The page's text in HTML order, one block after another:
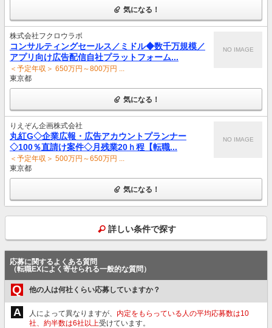
気になる！
株式会社フクロウラボ
コンサルティングセールス／ミドル◆数千万規模／
アプリ向け広告配信自社プラットフォーム...
＜予定年収＞ 650万円～800万円 ...
東京都
NO IMAGE
気になる！
りえぞん企画株式会社
丸紅G◇企業広報・広告アカウントプランナー
◇100％直請け案件◇月残業20ｈ程【転職...
＜予定年収＞ 500万円～650万円 ...
東京都
NO IMAGE
気になる！
詳しい条件で探す
応募に関するよくある質問
（転職EXによく寄せられる一般的な質問）
Q 他の人は何社くらい応募していますか？
A 人によって異なりますが、 内定をもらっている人の平均応募数は10
社、約半数は6社以上受けています。